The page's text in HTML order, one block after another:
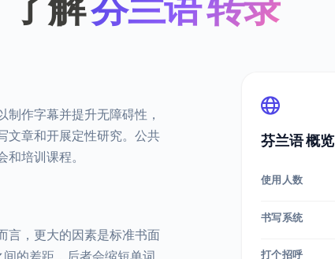
作字幕并提升无障碍性，
文章和开展定性研究。公共
培训课程。
言，更大的因素是标准书面
的差距，后者会缩短单词
芬兰语 概览
使用人数
书写系统
打个招呼